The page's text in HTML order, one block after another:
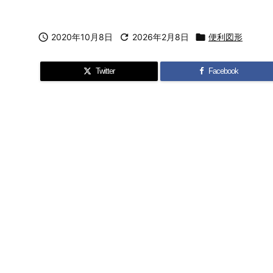
 2020年10月8日  2026年2月8日  便利図形
Twitter Facebook